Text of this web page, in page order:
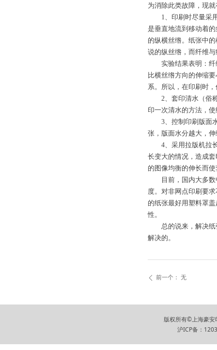
为消除此类故障，现
1、印刷时尽量采用
是垂直地流到移动着
的纵横丝绺。纸张中
说的纵丝绺，而纤维
实验结果表明：纤维
比横丝绺方向的伸缩
系。所以，在印刷时
2、套印清水（俗称
印一次清水的方法，
3、控制印刷版面水
张，版面水分越大，
4、采用拉版机拉长
长变大的情况，造成
的图像均衡的伸长而
目前，国内大多数中
度。对非网点印刷要
的纸张最好用塑料罩
性。
总的说来，解决纸张
解决的。
ꄴ 前一个： 无
版权所有©上海豪
沪ICP备：